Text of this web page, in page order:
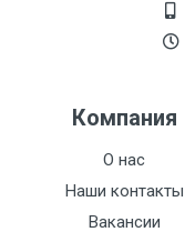
Компания
О нас
Наши контакты
Вакансии